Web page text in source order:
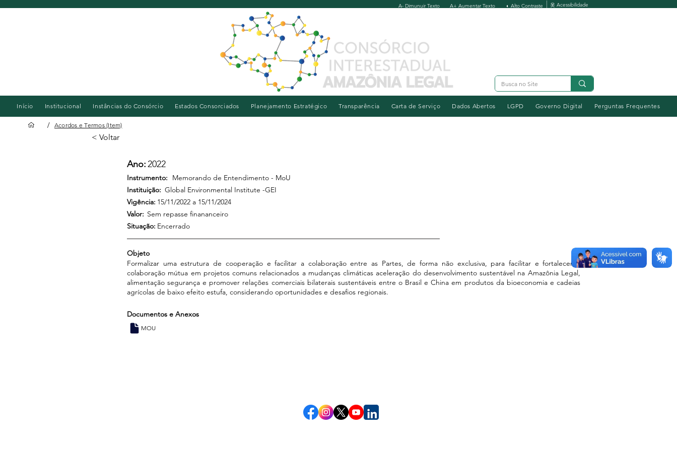
A+ Aumentar Texto ◐ Alto Contraste 옷 Acessibilidade
A- Dimunuir Texto
Início Institucional Instâncias do Consórcio Estados Consorciados Planejamento Estratégico Transparência Carta de Serviço Dados Abertos LGPD Governo Digital Perguntas Frequentes
< Voltar
Ano:2022
Instrumento:
Memorando de Entendimento - MoU
Instituição: Global Environmental Institute -GEI
Vigência: 15/11/2022 a 15/11/2024
Sem repasse finananceiro
Valor:
Situação: Encerrado
Objeto
Formalizar uma estrutura de cooperação e facilitar a colaboração entre as Partes, de forma não exclusiva, para facilitar e fortalecer a
colaboração mútua em projetos comuns relacionados a mudanças climáticas aceleração do desenvolvimento sustentável na Amazônia Legal,
alimentação segurança e promover relações comerciais bilaterais sustentáveis entre o Brasil e China em produtos da bioeconomia e cadeias
agrícolas de baixo efeito estufa, considerando oportunidades e desafios regionais.
Documentos e Anexos
MOU
/ Acordos e Termos (Item)